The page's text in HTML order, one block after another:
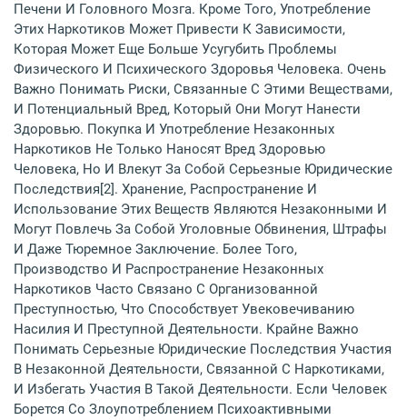
Печени И Головного Мозга. Кроме Того, Употребление
Этих Наркотиков Может Привести К Зависимости,
Которая Может Еще Больше Усугубить Проблемы
Физического И Психического Здоровья Человека. Очень
Важно Понимать Риски, Связанные С Этими Веществами,
И Потенциальный Вред, Который Они Могут Нанести
Здоровью. Покупка И Употребление Незаконных
Наркотиков Не Только Наносят Вред Здоровью
Человека, Но И Влекут За Собой Серьезные Юридические
Последствия[2]. Хранение, Распространение И
Использование Этих Веществ Являются Незаконными И
Могут Повлечь За Собой Уголовные Обвинения, Штрафы
И Даже Тюремное Заключение. Более Того,
Производство И Распространение Незаконных
Наркотиков Часто Связано С Организованной
Преступностью, Что Способствует Увековечиванию
Насилия И Преступной Деятельности. Крайне Важно
Понимать Серьезные Юридические Последствия Участия
В Незаконной Деятельности, Связанной С Наркотиками,
И Избегать Участия В Такой Деятельности. Если Человек
Борется Со Злоупотреблением Психоактивными